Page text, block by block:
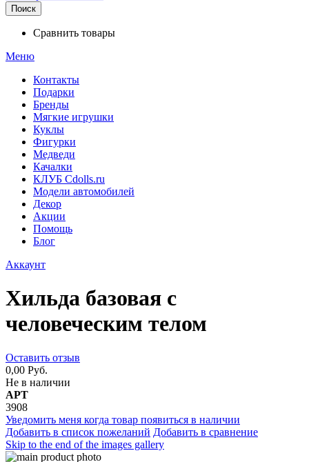
Поиск
Сравнить товары
Меню
Контакты
Подарки
Бренды
Мягкие игрушки
Куклы
Фигурки
Медведи
Качалки
КЛУБ Cdolls.ru
Модели автомобилей
Декор
Акции
Помощь
Блог
Аккаунт
Хильда базовая с
человеческим телом
Оставить отзыв
0,00 Руб.
Не в наличии
АРТ
3908
Уведомить меня когда товар появиться в наличии
Добавить в список пожеланий Добавить в сравнение
Skip to the end of the images gallery